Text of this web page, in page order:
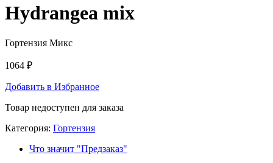
Hydrangea mix
Гортензия Микс
1064 ₽
Добавить в Избранное
Товар недоступен для заказа
Категория: Гортензия
Что значит "Предзаказ"